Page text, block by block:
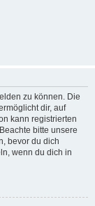
zu können. Die
dir, auf
kann registrierten
bitte unsere
bevor du dich
wenn du dich in